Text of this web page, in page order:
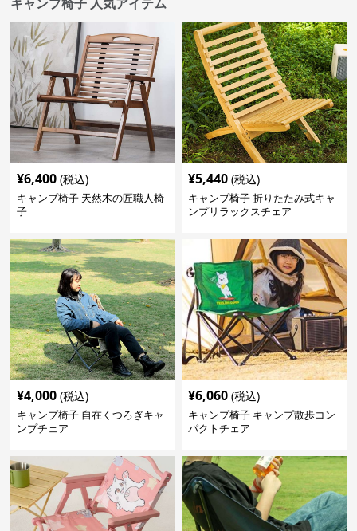
¥6,400 (税込)
キャンプ椅子 天然木の匠職人椅
子
¥5,440 (税込)
キャンプ椅子 折りたたみ式キャ
ンプリラックスチェア
¥4,000 (税込)
キャンプ椅子 自在くつろぎキャ
ンプチェア
¥6,060 (税込)
キャンプ椅子 キャンプ散歩コン
パクトチェア